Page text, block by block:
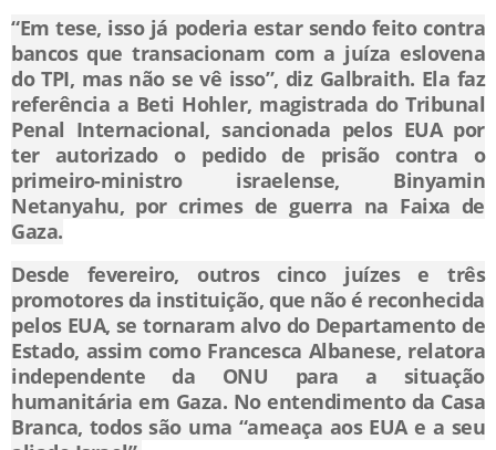
“Em tese, isso já poderia estar sendo feito contra
bancos que transacionam com a juíza eslovena
do TPI, mas não se vê isso”, diz Galbraith. Ela faz
referência a Beti Hohler, magistrada do Tribunal
Penal Internacional, sancionada pelos EUA por
ter autorizado o pedido de prisão contra o
primeiro-ministro israelense, Binyamin
Netanyahu, por crimes de guerra na Faixa de
Gaza.
Desde fevereiro, outros cinco juízes e três
promotores da instituição, que não é reconhecida
pelos EUA, se tornaram alvo do Departamento de
Estado, assim como Francesca Albanese, relatora
independente da ONU para a situação
humanitária em Gaza. No entendimento da Casa
Branca, todos são uma “ameaça aos EUA e a seu